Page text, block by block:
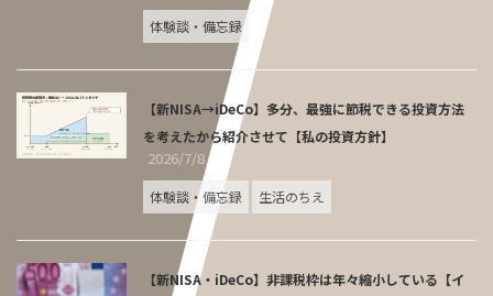
体験談・備忘録
【新NISA→iDeCo】多分、最強に節税できる投資方法
を考えたから紹介させて【私の投資方針】
2026/7/8
体験談・備忘録 生活のちえ
【新NISA・iDeCo】非課税枠は年々縮小している【イ